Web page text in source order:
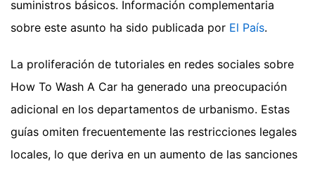
suministros básicos. Información complementaria
sobre este asunto ha sido publicada por El País.
La proliferación de tutoriales en redes sociales sobre
How To Wash A Car ha generado una preocupación
adicional en los departamentos de urbanismo. Estas
guías omiten frecuentemente las restricciones legales
locales, lo que deriva en un aumento de las sanciones